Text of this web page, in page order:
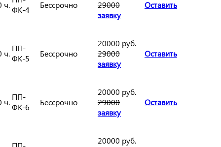
ч.ФК-4
Бессрочно
29000
Оставить
заявку
ч.
ПП-
ФК-5
Бессрочно
20000 руб.
29000
Оставить
заявку
ч.
ПП-
ФК-6
Бессрочно
20000 руб.
29000
Оставить
заявку
20000 руб.